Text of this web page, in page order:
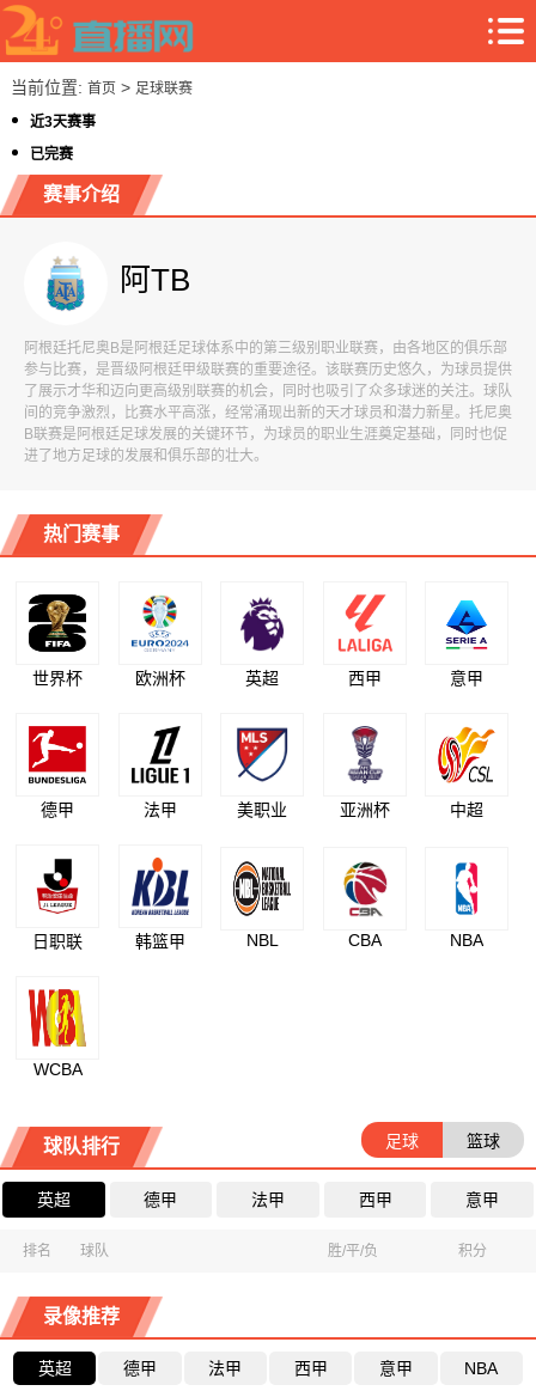
当前位置: 首页> 足球联赛
近3天赛事
已完赛
赛事介绍
阿TB
阿根廷托尼奥B是阿根廷足球体系中的第三级别职业联赛，由各地区的俱乐部
参与比赛，是晋级阿根廷甲级联赛的重要途径。该联赛历史悠久，为球员提供
了展示才华和迈向更高级别联赛的机会，同时也吸引了众多球迷的关注。球队
间的竞争激烈，比赛水平高涨，经常涌现出新的天才球员和潜力新星。托尼奥
B联赛是阿根廷足球发展的关键环节，为球员的职业生涯奠定基础，同时也促
进了地方足球的发展和俱乐部的壮大。
热门赛事
世界杯 欧洲杯 英超 西甲 意甲
德甲 法甲 美职业 亚洲杯 中超
日职联 韩篮甲 NBL CBA NBA
WCBA
球队排行 足球 篮球
英超 德甲 法甲 西甲 意甲
排名 球队 胜/平/负 积分
录像推荐
英超 德甲 法甲 西甲 意甲 NBA